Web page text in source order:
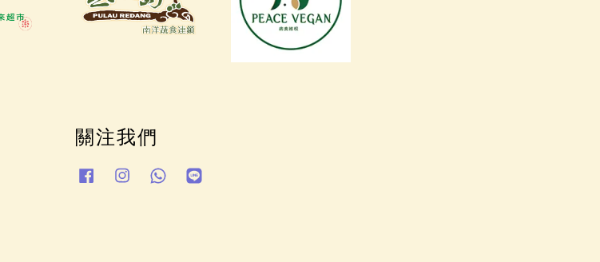
關注我們
FacebookInstagramWhatsapp